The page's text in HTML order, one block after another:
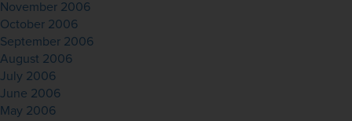
November 2006
October 2006
September 2006
August 2006
July 2006
June 2006
May 2006